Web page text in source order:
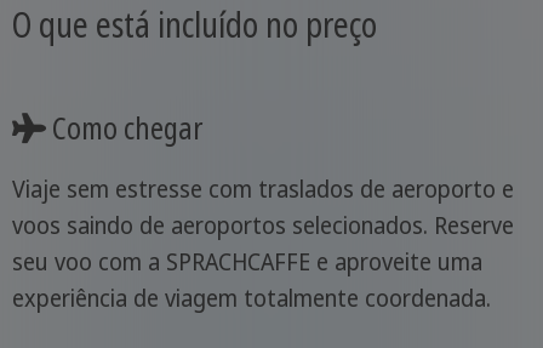
O que está incluído no preço
Como chegar
Viaje sem estresse com traslados de aeroporto e
voos saindo de aeroportos selecionados. Reserve
seu voo com a SPRACHCAFFE e aproveite uma
experiência de viagem totalmente coordenada.